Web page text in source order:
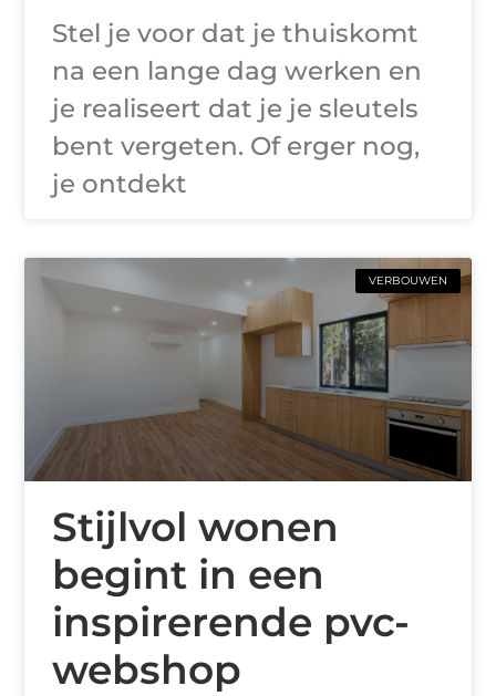
Stel je voor dat je thuiskomt
na een lange dag werken en
je realiseert dat je je sleutels
bent vergeten. Of erger nog,
je ontdekt
VERBOUWEN
Stijlvol wonen
begint in een
inspirerende pvc-
webshop